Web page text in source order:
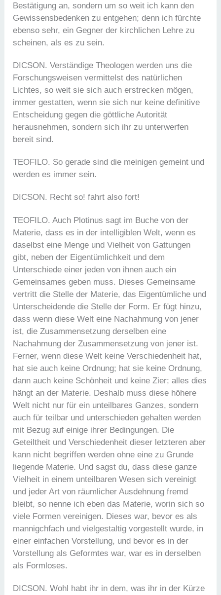
Bestätigung an, sondern um so weit ich kann den
Gewissensbedenken zu entgehen; denn ich fürchte
ebenso sehr, ein Gegner der kirchlichen Lehre zu
scheinen, als es zu sein.
DICSON. Verständige Theologen werden uns die
Forschungsweisen vermittelst des natürlichen
Lichtes, so weit sie sich auch erstrecken mögen,
immer gestatten, wenn sie sich nur keine definitive
Entscheidung gegen die göttliche Autorität
herausnehmen, sondern sich ihr zu unterwerfen
bereit sind.
TEOFILO. So gerade sind die meinigen gemeint und
werden es immer sein.
DICSON. Recht so! fahrt also fort!
TEOFILO. Auch Plotinus sagt im Buche von der
Materie, dass es in der intelligiblen Welt, wenn es
daselbst eine Menge und Vielheit von Gattungen
gibt, neben der Eigentümlichkeit und dem
Unterschiede einer jeden von ihnen auch ein
Gemeinsames geben muss. Dieses Gemeinsame
vertritt die Stelle der Materie, das Eigentümliche und
Unterscheidende die Stelle der Form. Er fügt hinzu,
dass wenn diese Welt eine Nachahmung von jener
ist, die Zusammensetzung derselben eine
Nachahmung der Zusammensetzung von jener ist.
Ferner, wenn diese Welt keine Verschiedenheit hat,
hat sie auch keine Ordnung; hat sie keine Ordnung,
dann auch keine Schönheit und keine Zier; alles dies
hängt an der Materie. Deshalb muss diese höhere
Welt nicht nur für ein unteilbares Ganzes, sondern
auch für teilbar und unterschieden gehalten werden
mit Bezug auf einige ihrer Bedingungen. Die
Geteiltheit und Verschiedenheit dieser letzteren aber
kann nicht begriffen werden ohne eine zu Grunde
liegende Materie. Und sagst du, dass diese ganze
Vielheit in einem unteilbaren Wesen sich vereinigt
und jeder Art von räumlicher Ausdehnung fremd
bleibt, so nenne ich eben das Materie, worin sich so
viele Formen vereinigen. Dieses war, bevor es als
mannigchfach und vielgestaltig vorgestellt wurde, in
einer einfachen Vorstellung, und bevor es in der
Vorstellung als Geformtes war, war es in derselben
als Formloses.
DICSON. Wohl habt ihr in dem, was ihr in der Kürze